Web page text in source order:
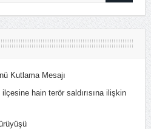
Kutlama Mesajı
hain terör saldırısına ilişkin